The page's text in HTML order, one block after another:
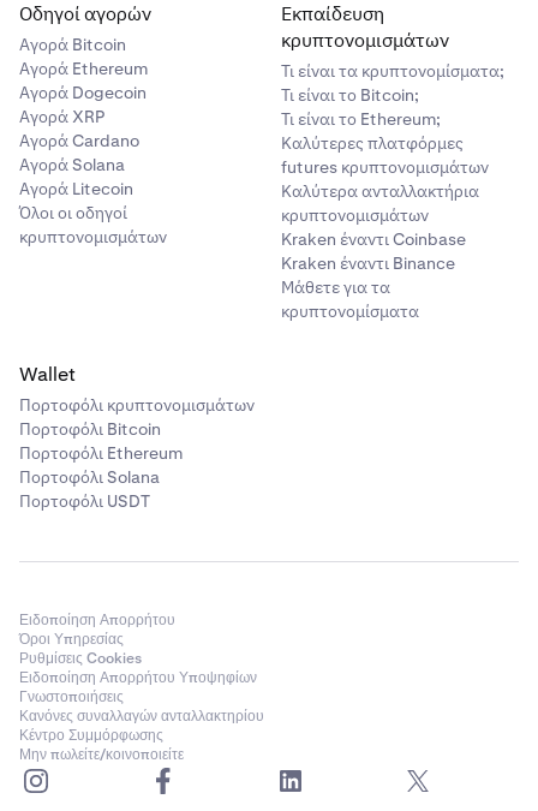
Οδηγοί αγορών
Αγορά Bitcoin
Αγορά Ethereum
Αγορά Dogecoin
Αγορά XRP
Αγορά Cardano
Αγορά Solana
Αγορά Litecoin
Όλοι οι οδηγοί
κρυπτονομισμάτων
Εκπαίδευση
κρυπτονομισμάτων
Τι είναι τα κρυπτονομίσματα;
Τι είναι το Bitcoin;
Τι είναι το Ethereum;
Καλύτερες πλατφόρμες
futures κρυπτονομισμάτων
Καλύτερα ανταλλακτήρια
κρυπτονομισμάτων
Kraken έναντι Coinbase
Kraken έναντι Binance
Μάθετε για τα
κρυπτονομίσματα
Wallet
Πορτοφόλι κρυπτονομισμάτων
Πορτοφόλι Bitcoin
Πορτοφόλι Ethereum
Πορτοφόλι Solana
Πορτοφόλι USDT
Ειδοποίηση Απορρήτου
Όροι Υπηρεσίας
Ρυθμίσεις Cookies
Ειδοποίηση Απορρήτου Υποψηφίων
Γνωστοποιήσεις
Κανόνες συναλλαγών ανταλλακτηρίου
Κέντρο Συμμόρφωσης
Μην πωλείτε/κοινοποιείτε